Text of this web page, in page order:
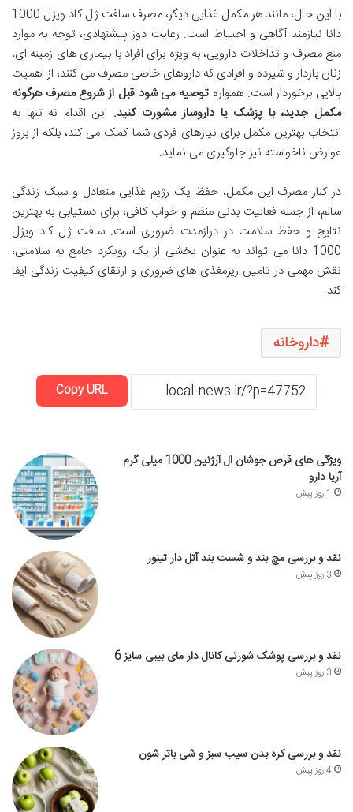
با این حال، مانند هر مکمل غذایی دیگر، مصرف سافت ژل کاد ویژل 1000
دانا نیازمند آگاهی و احتیاط است. رعایت دوز پیشنهادی، توجه به موارد
منع مصرف و تداخلات دارویی، به ویژه برای افراد با بیماری های زمینه ای،
زنان باردار و شیرده و افرادی که داروهای خاصی مصرف می کنند، از اهمیت
بالایی برخوردار است. همواره توصیه می شود قبل از شروع مصرف هرگونه
مکمل جدید، با پزشک یا داروساز مشورت کنید. این اقدام نه تنها به
انتخاب بهترین مکمل برای نیازهای فردی شما کمک می کند، بلکه از بروز
عوارض ناخواسته نیز جلوگیری می نماید.
در کنار مصرف این مکمل، حفظ یک رژیم غذایی متعادل و سبک زندگی
سالم، از جمله فعالیت بدنی منظم و خواب کافی، برای دستیابی به بهترین
نتایج و حفظ سلامت در درازمدت ضروری است. سافت ژل کاد ویژل
1000 دانا می تواند به عنوان بخشی از یک رویکرد جامع به سلامتی،
نقش مهمی در تامین ریزمغذی های ضروری و ارتقای کیفیت زندگی ایفا
کند.
داروخانه
Copy URL
ویژگی های قرص جوشان ال آرژنین 1000 میلی گرم
آریا دارو
1 روز پیش
نقد و بررسی مچ بند و شست بند آتل دار تینور
3 روز پیش
نقد و بررسی پوشک شورتی کانال دار مای بیبی سایز 6
3 روز پیش
نقد و بررسی کره بدن سیب سبز و شی باتر شون
4 روز پیش